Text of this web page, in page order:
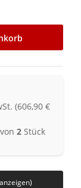
(606,90 €
2 Stück